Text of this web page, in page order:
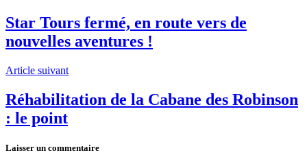
Star Tours fermé, en route vers de
nouvelles aventures !
Article suivant
Réhabilitation de la Cabane des Robinson
: le point
Laisser un commentaire